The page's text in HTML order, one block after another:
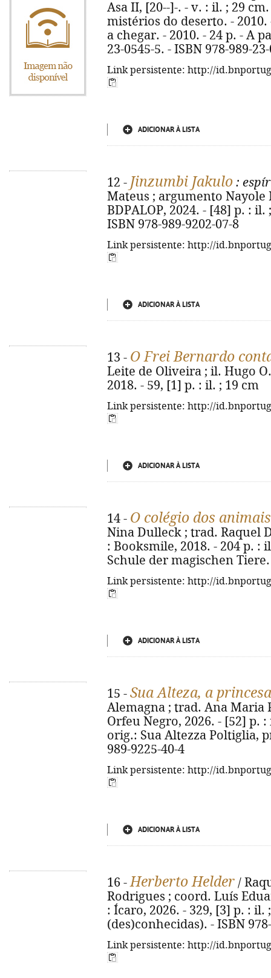
Asa II, [20--]-. - v. : il. ; 29
mistérios do deserto. - 2010.
a chegar. - 2010. - 24 p. - A
23-0545-5. - ISBN 978-989-
Link persistente: http://
ADICIONAR À LISTA
12 - Jinzumbi Jakulo :
Mateus ; argumento Nayole
BDPALOP, 2024. - [48] p. :
ISBN 978-989-9202-07-8
Link persistente: http://
ADICIONAR À LISTA
13 - O Frei Bernardo
Leite de Oliveira ; il. Hugo
2018. - 59, [1] p. : il. ; 19 cm
Link persistente: http://
ADICIONAR À LISTA
14 - O colégio dos
Nina Dulleck ; trad. Raquel
: Booksmile, 2018. - 204 p. :
Schule der magischen Tiere.
Link persistente: http://
ADICIONAR À LISTA
15 - Sua Alteza, a
Alemagna ; trad. Ana Maria
Orfeu Negro, 2026. - [52] p.
orig.: Sua Altezza Poltiglia,
989-9225-40-4
Link persistente: http://
ADICIONAR À LISTA
16 -Herberto Helder /
Rodrigues ; coord. Luís
: Ícaro, 2026. - 329, [3] p. : il.
(des)conhecidas). - ISBN
Link persistente: http://